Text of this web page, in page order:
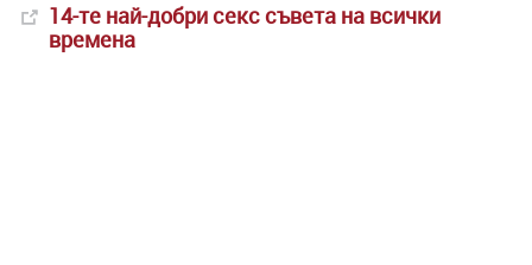
14-те най-добри секс съвета на всички
времена